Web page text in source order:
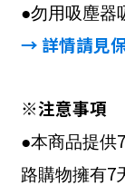
●勿用吸塵器
→ 詳情請見
※注意事項
●本商品提供7
路購物擁有7